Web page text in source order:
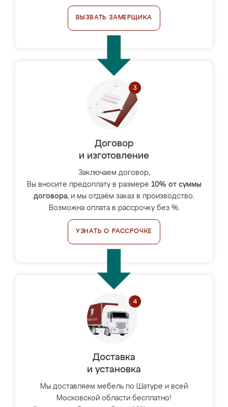
ВЫЗВАТЬ ЗАМЕРЩИКА
Договор
и изготовление
Заключаем договор,
Вы вносите предоплату в размере 10% от суммы
договора, и мы отдаём заказ в производство.
Возможна оплата в рассрочку без %.
УЗНАТЬ О РАССРОЧКЕ
Доставка
и установка
Мы доставляем мебель по Шатуре и всей
Московской области бесплатно!